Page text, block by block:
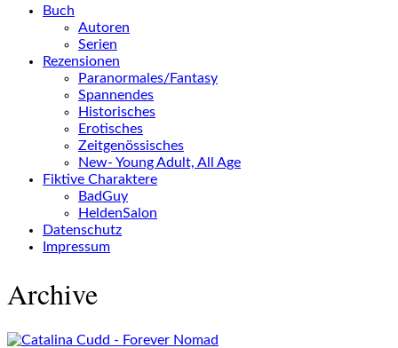
Buch
Autoren
Serien
Rezensionen
Paranormales/Fantasy
Spannendes
Historisches
Erotisches
Zeitgenössisches
New- Young Adult, All Age
Fiktive Charaktere
BadGuy
HeldenSalon
Datenschutz
Impressum
Archive